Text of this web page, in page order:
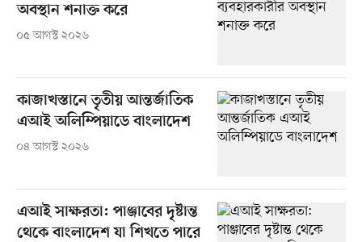
অবস্থান শনাক্ত করে
০৫ আগস্ট ২০২৬
কাজাখস্তানে তৃতীয় আন্তর্জাতিক
এআই অলিম্পিয়াডে বাংলাদেশ
০৪ আগস্ট ২০২৬
এআই সাক্ষরতা: পাঞ্জাবের দৃষ্টান্ত
থেকে বাংলাদেশ যা শিখতে পারে